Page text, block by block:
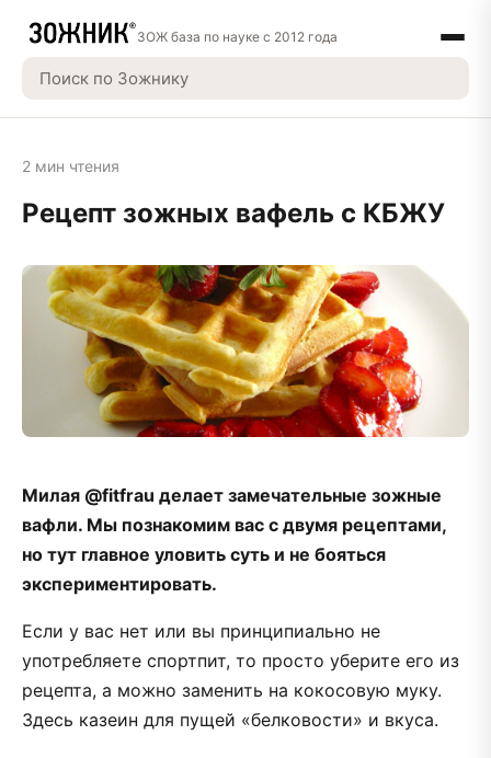
ЗОЖ база по науке с 2012 года
2 мин чтения
Рецепт зожных вафель с КБЖУ
Милая @fitfrau делает замечательные зожные
вафли. Мы познакомим вас с двумя рецептами,
но тут главное уловить суть и не бояться
экспериментировать.
Если у вас нет или вы принципиально не
употребляете спортпит, то просто уберите его из
рецепта, а можно заменить на кокосовую муку.
Здесь казеин для пущей «белковости» и вкуса.